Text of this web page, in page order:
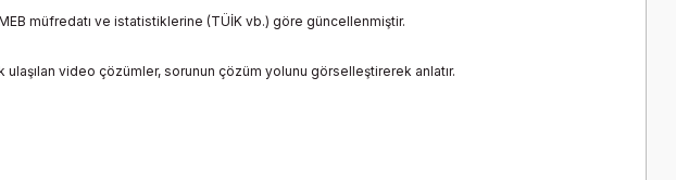
müfredatı ve istatistiklerine (TÜİK vb.) göre güncellenmiştir.
video çözümler, sorunun çözüm yolunu görselleştirerek anlatır.